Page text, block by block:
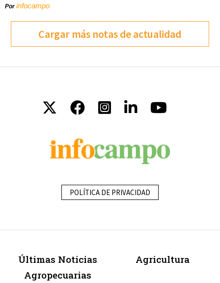
Porinfocampo
Cargar más notas de actualidad
POLÍTICA DE PRIVACIDAD
Últimas Noticias
Agropecuarias
Agricultura